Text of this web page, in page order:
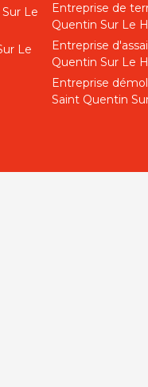
Le
Le
Entreprise de
Quentin Sur Le
Entreprise
Quentin Sur Le
Entreprise
Saint Quentin